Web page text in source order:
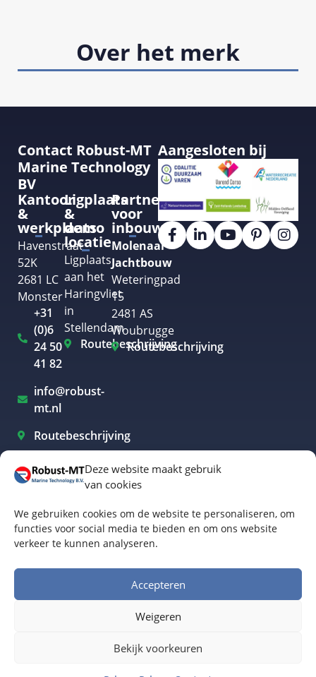
Deze website maakt gebruik
van cookies
We gebruiken cookies om de website te personaliseren, om
functies voor social media te bieden en om ons website
verkeer te kunnen analyseren.
Accepteren
Weigeren
Bekijk voorkeuren
Over het merk
Contact Robust-MT
Marine Technology
BV
Kantoor
&
werkplaats
Havenstraat
52K
2681 LC
Monster
+31
(0)6
24 50
41 82
info@robust-
mt.nl
Routebeschrijving
Ligplaats
&
demo
locatie
Ligplaats
aan het
Haringvliet
in
Stellendam
Routebeschrijving
Partner
voor
inbouw
Molenaar
Jachtbouw
Weteringpad
15
2481 AS
Woubrugge
Routebeschrijving
Aangesloten bij
Elektrisch varen Westland
Elektrisch varen Rotterdam
Elektrisch varen Amsterdam
Elektrisch varen Friesland